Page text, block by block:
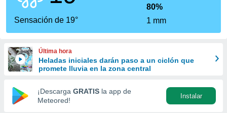
calidad.
a este
las
y
forma
digital
basada
Sensación de 19°
80%
1 mm
Última hora
Heladas iniciales darán paso a un ciclón que
promete lluvia en la zona central
¡Descarga GRATIS la app de
Meteored!
Instalar